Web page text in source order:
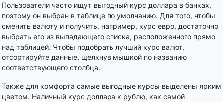
Пользователи часто ищут выгодный курс доллара в банках,
поэтому он выбран в таблице по умолчанию. Для того, чтобы
сменить валюту и получить, например, курс евро, достаточно
выбрать его из выпадающего списка, расположенного прямо
над таблицей. Чтобы подобрать лучший курс валют,
отсортируйте данные, щелкнув мышкой по названию
соответствующего столбца.
Также для комфорта самые выгодные курсы выделены ярким
цветом. Наличный курс доллара к рублю, как самой